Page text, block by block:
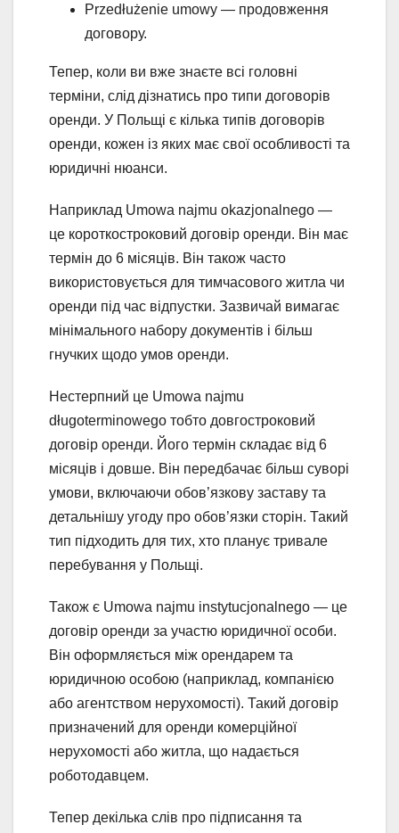
Przedłużenie umowy — продовження
договору.
Тепер, коли ви вже знаєте всі головні
терміни, слід дізнатись про типи договорів
оренди. У Польщі є кілька типів договорів
оренди, кожен із яких має свої особливості та
юридичні нюанси.
Наприклад Umowa najmu okazjonalnego —
це короткостроковий договір оренди. Він має
термін до 6 місяців. Він також часто
використовується для тимчасового житла чи
оренди під час відпустки. Зазвичай вимагає
мінімального набору документів і більш
гнучких щодо умов оренди.
Нестерпний це Umowa najmu
długoterminowego тобто довгостроковий
договір оренди. Його термін складає від 6
місяців і довше. Він передбачає більш суворі
умови, включаючи обов’язкову заставу та
детальнішу угоду про обов’язки сторін. Такий
тип підходить для тих, хто планує тривале
перебування у Польщі.
Також є Umowa najmu instytucjonalnego — це
договір оренди за участю юридичної особи.
Він оформляється між орендарем та
юридичною особою (наприклад, компанією
або агентством нерухомості). Такий договір
призначений для оренди комерційної
нерухомості або житла, що надається
роботодавцем.
Тепер декілька слів про підписання та